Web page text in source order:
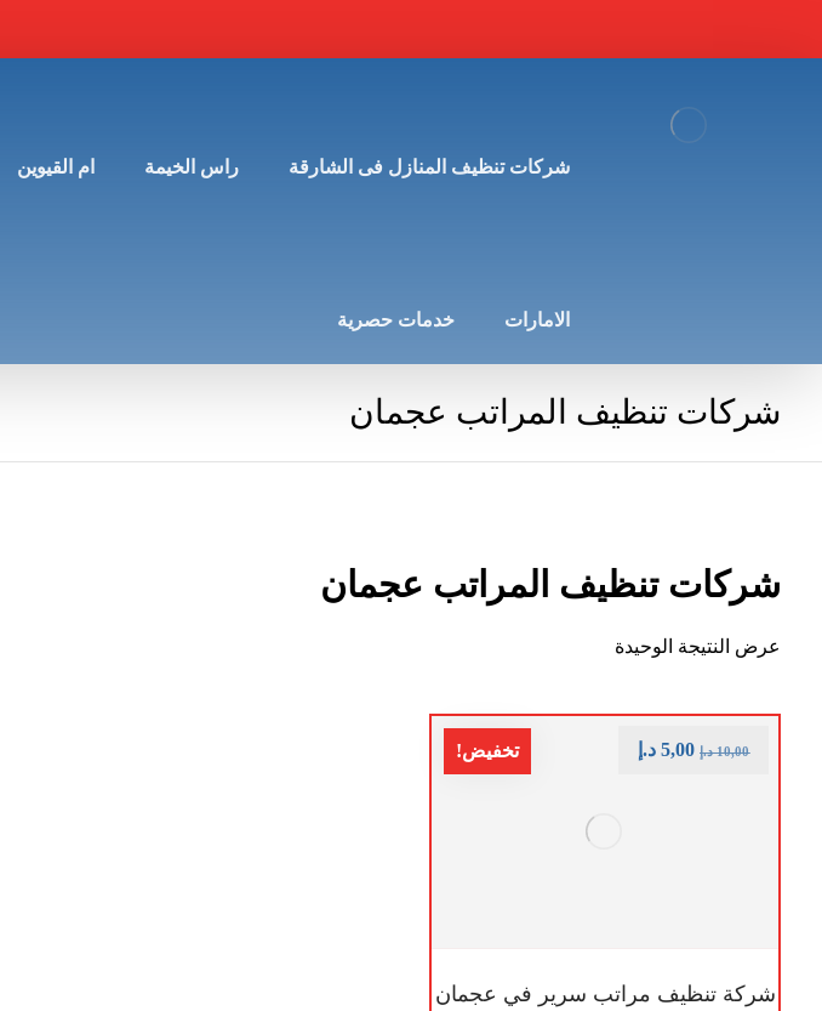
شركات تنظيف المنازل فى الشارقة راس الخيمة ام القيوين
الامارات خدمات حصرية
شركات تنظيف المراتب عجمان
شركات تنظيف المراتب عجمان
عرض النتيجة الوحيدة
تخفيض!
شركة تنظيف مراتب سرير في عجمان
10,00 د.إ 5,00 د.إ